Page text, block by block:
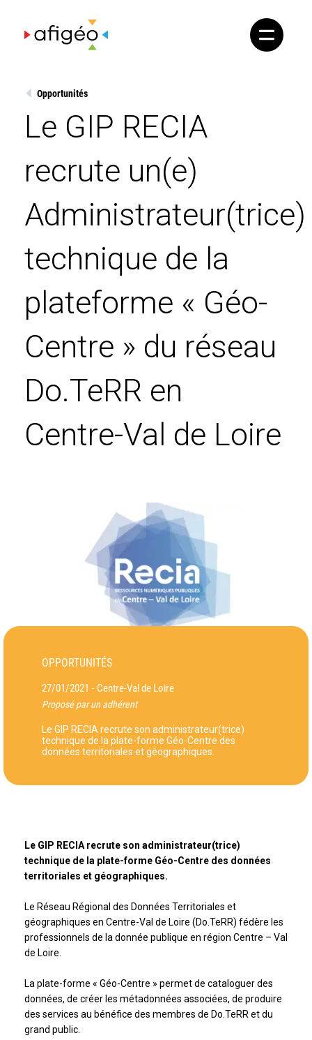
content
Opportunités
Le GIP RECIA
recrute un(e)
Administrateur(trice)
technique de la
plateforme « Géo-
Centre » du réseau
Do.TeRR en
Centre-Val de Loire
OPPORTUNITÉS
27/01/2021 - Centre-Val de Loire
Proposé par un adhérent
Le GIP RECIA recrute son administrateur(trice)
technique de la plate-forme Géo-Centre des
données territoriales et géographiques.
Le GIP RECIA recrute son administrateur(trice)
technique de la plate-forme Géo-Centre des données
territoriales et géographiques.
Le Réseau Régional des Données Territoriales et
géographiques en Centre-Val de Loire (Do.TeRR) fédère les
professionnels de la donnée publique en région Centre – Val
de Loire.
La plate-forme « Géo-Centre » permet de cataloguer des
données, de créer les métadonnées associées, de produire
des services au bénéfice des membres de Do.TeRR et du
grand public.